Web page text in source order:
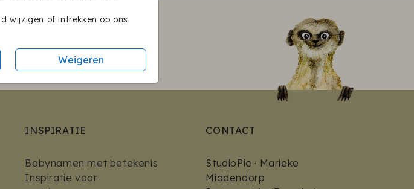
wijzigen of intrekken op ons
Weigeren
je nog?
INSPIRATIE
Babynamen met betekenis
Inspiratie voor
CONTACT
StudioPie · Marieke
Middendorp